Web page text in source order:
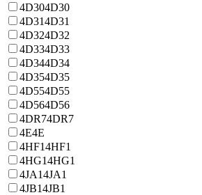
4D304D30
4D314D31
4D324D32
4D334D33
4D344D34
4D354D35
4D554D55
4D564D56
4DR74DR7
4E4E
4HF14HF1
4HG14HG1
4JA14JA1
4JB14JB1